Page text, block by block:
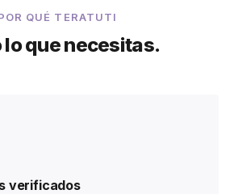
QUÉ TERATUTI
lo que necesitas.
verificados